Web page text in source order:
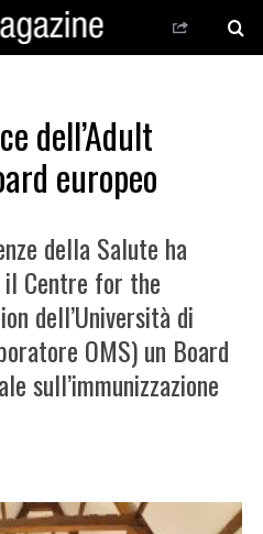
dell’Adult
europeo
della Salute ha
Centre for the
dell’Università di
OMS) un Board
sull’immunizzazione